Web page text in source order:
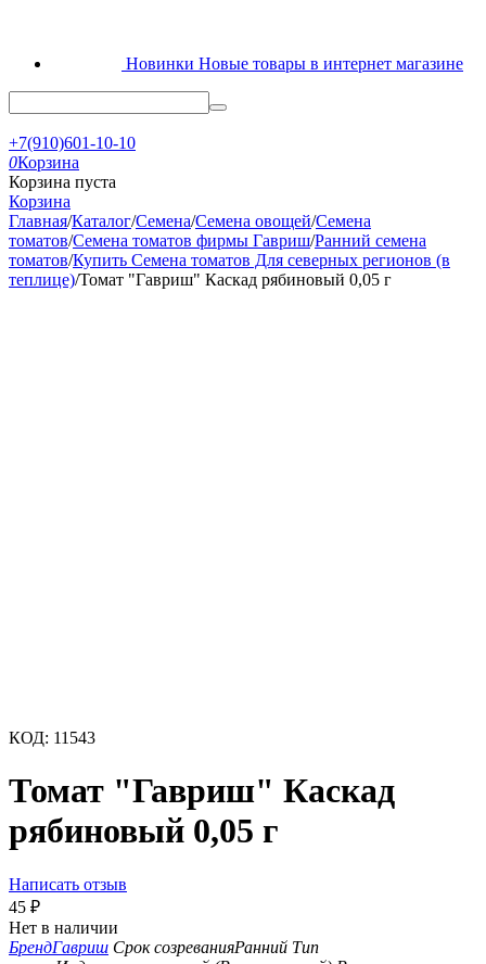
Новинки Новые товары в интернет магазине
+7(910)601-10-10
0Корзина
Корзина пуста
Корзина
Главная/Каталог/Семена/Семена овощей/Семена
томатов/Семена томатов фирмы Гавриш/Ранний семена
томатов/Купить Семена томатов Для северных регионов (в
теплице)/Томат "Гавриш" Каскад рябиновый 0,05 г
КОД: 11543
Томат "Гавриш" Каскад
рябиновый 0,05 г
Написать отзыв
45 ₽
Нет в наличии
БрендГавриш Срок созреванияРанний Тип